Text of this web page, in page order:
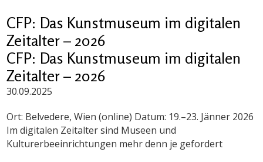
CFP: Das Kunstmuseum im digitalen
Zeitalter – 2026
CFP: Das Kunstmuseum im digitalen
Zeitalter – 2026
30.09.2025
Ort: Belvedere, Wien (online) Datum: 19.–23. Jänner 2026
Im digitalen Zeitalter sind Museen und
Kulturerbeeinrichtungen mehr denn je gefordert